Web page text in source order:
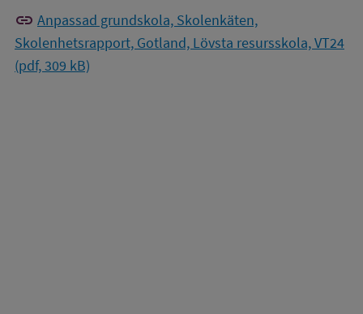
link Anpassad grundskola, Skolenkäten,
Skolenhetsrapport, Gotland, Lövsta resursskola, VT24
(pdf, 309 kB)